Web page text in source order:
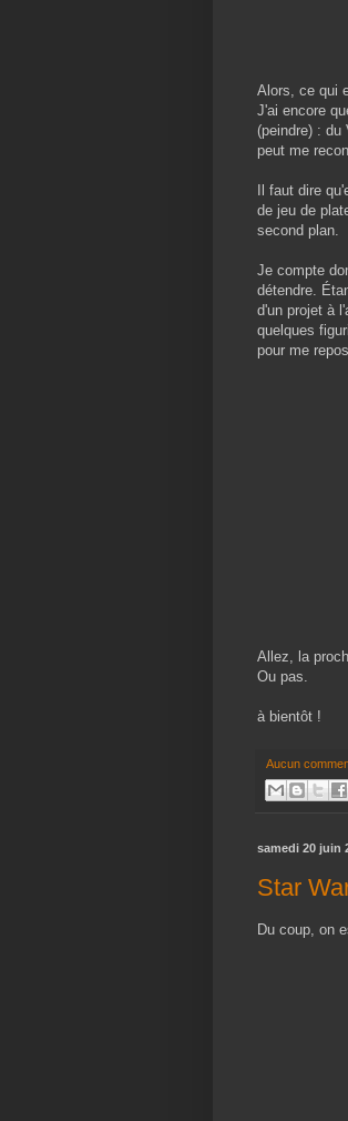
Alors, ce qui
J'ai encore
(peindre) : du
peut me
Il faut dire
de jeu de
second plan.
Je compte
détendre.
d'un projet à
quelques
pour me
Allez, la
Ou pas.
à bientôt !
Aucun
samedi 20 juin
Star
Du coup, on